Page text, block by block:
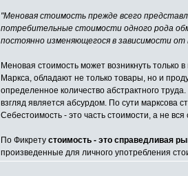
"Меновая стоимость прежде всего
потребительные стоимости одного рода
постоянно изменяющегося в зависимости
Меновая стоимость может возникнуть только
Маркса, обладают не только товары, но и
определенное количество абстрактного
взгляд является абсурдом. По сути марксова
Себестоимость - это часть стоимости, а не вся
По Фикрету стоимость - это справедливая
произведенные для личного употребления